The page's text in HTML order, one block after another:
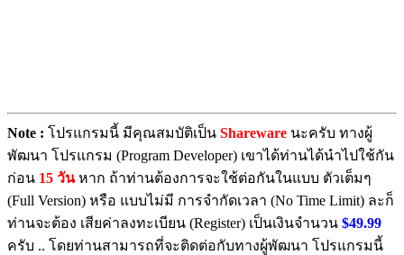
Note : โปรแกรมนี้ มีคุณสมบัติเป็น Shareware นะครับ ทางผู้
พัฒนา โปรแกรม (Program Developer) เขาได้ท่านได้นำไปใช้กัน
ก่อน 15 วันหาก ถ้าท่านต้องการจะใช้ต่อกันในแบบ ตัวเต็มๆ
(Full Version) หรือ แบบไม่มี การจำกัดเวลา (No Time Limit) ละก็
ท่านจะต้อง เสียค่าลงทะเบียน (Register) เป็นเงินจำนวน $49.99
ครับ .. โดยท่านสามารถที่จะติดต่อกับทางผู้พัฒนา โปรแกรมนี้